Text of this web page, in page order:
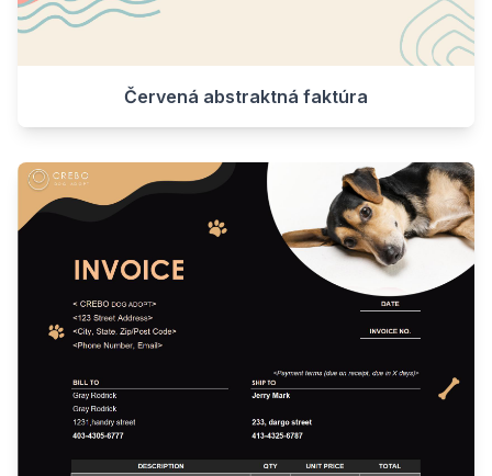
Červená abstraktná faktúra